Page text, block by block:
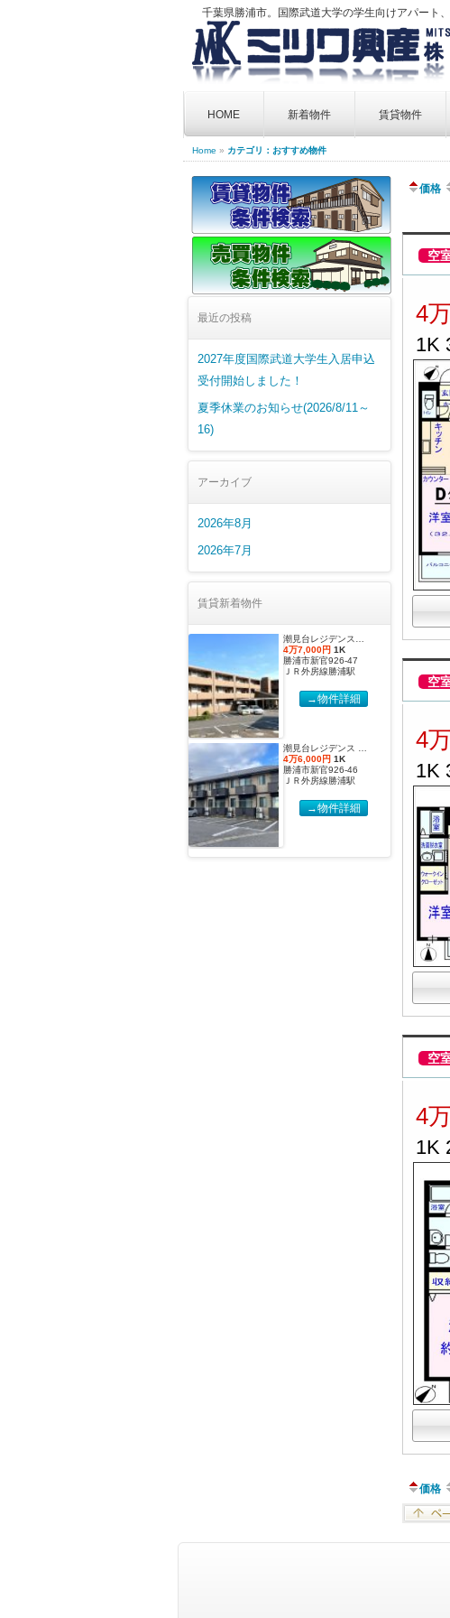
千葉県勝浦市。国際武道大学の学生向けアパート
contentHOME 新着物件 賃貸物件
賃貸物
Home » カテゴリ：おすすめ物件
価格
空
4
1K
空
4
1K
空
4
1K
価格
最近の投稿
2027年度国際武道大学生入居申込
受付開始しました！
夏季休業のお知らせ(2026/8/11～
16)
アーカイブ
2026年8月
2026年7月
賃貸新着物件
潮見台レジデンス壱番館 Dタイプ
4万7,000円 1K
勝浦市新官926-47
ＪＲ外房線勝浦駅
→物件詳細
潮見台レジデンス Ｂ棟 Ｂタイプ
4万6,000円 1K
勝浦市新官926-46
ＪＲ外房線勝浦駅
→物件詳細